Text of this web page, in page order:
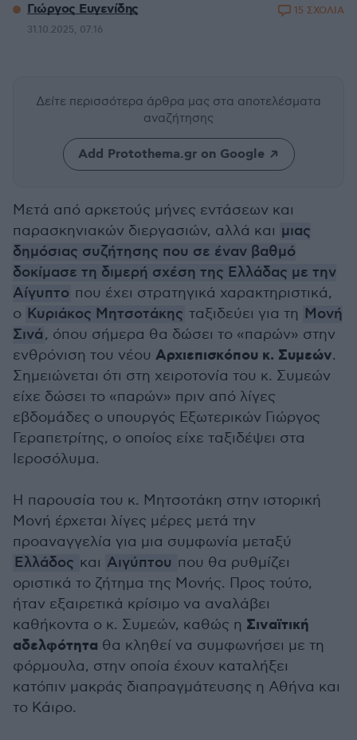
Γιώργος Ευγενίδης
31.10.2025, 07:16
15 ΣΧΟΛΙΑ
Δείτε περισσότερα άρθρα μας στα αποτελέσματα
αναζήτησης
Add Protothema.gr on Google
Μετά από αρκετούς μήνες εντάσεων και
παρασκηνιακών διεργασιών, αλλά και μιας
δημόσιας συζήτησης που σε έναν βαθμό
δοκίμασε τη διμερή σχέση της Ελλάδας με την
Αίγυπτο που έχει στρατηγικά χαρακτηριστικά,
ο Κυριάκος Μητσοτάκης ταξιδεύει για τη Μονή
Σινά, όπου σήμερα θα δώσει το «παρών» στην
ενθρόνιση του νέου Αρχιεπισκόπου κ. Συμεών.
Σημειώνεται ότι στη χειροτονία του κ. Συμεών
είχε δώσει το «παρών» πριν από λίγες
εβδομάδες ο υπουργός Εξωτερικών Γιώργος
Γεραπετρίτης, ο οποίος είχε ταξιδέψει στα
Ιεροσόλυμα.
Η παρουσία του κ. Μητσοτάκη στην ιστορική
Μονή έρχεται λίγες μέρες μετά την
προαναγγελία για μια συμφωνία μεταξύ
Ελλάδος και Αιγύπτου που θα ρυθμίζει
οριστικά το ζήτημα της Μονής. Προς τούτο,
ήταν εξαιρετικά κρίσιμο να αναλάβει
καθήκοντα ο κ. Συμεών, καθώς η Σιναϊτική
αδελφότητα θα κληθεί να συμφωνήσει με τη
φόρμουλα, στην οποία έχουν καταλήξει
κατόπιν μακράς διαπραγμάτευσης η Αθήνα και
το Κάιρο.